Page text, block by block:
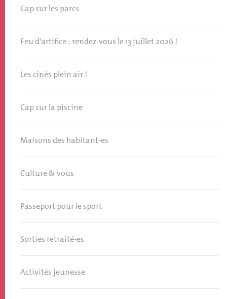
Cap sur les parcs
Feu d'artifice : rendez-vous le 13 juillet 2026 !
Les cinés plein air !
Cap sur la piscine
Maisons des habitant-es
Culture & vous
Passeport pour le sport
Sorties retraité-es
Activités jeunesse